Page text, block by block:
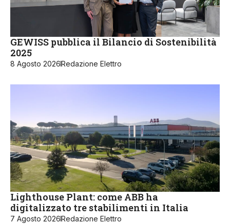
GEWISS pubblica il Bilancio di Sostenibilità
2025
8 Agosto 2026Redazione Elettro
Lighthouse Plant: come ABB ha
digitalizzato tre stabilimenti in Italia
7 Agosto 2026Redazione Elettro